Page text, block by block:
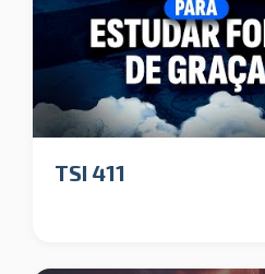
TSI 411